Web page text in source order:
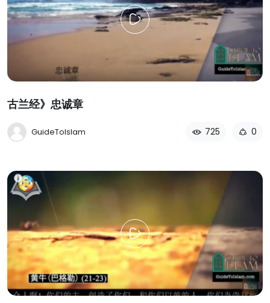
古兰经》忠诚章
GuideToIslam 725 0